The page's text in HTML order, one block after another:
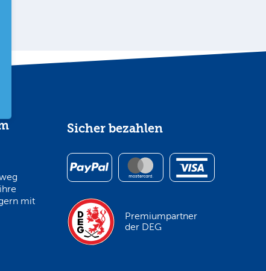
mit
Sicher bezahlen
Premiumpartner
der DEG